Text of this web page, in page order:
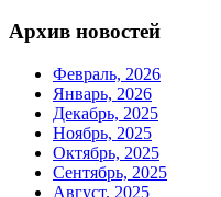
Архив новостей
Февраль, 2026
Январь, 2026
Декабрь, 2025
Ноябрь, 2025
Октябрь, 2025
Сентябрь, 2025
Август, 2025